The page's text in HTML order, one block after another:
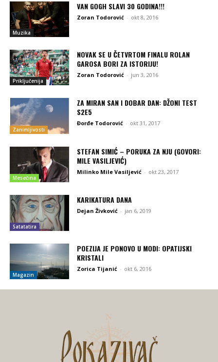
Muzika
VAN GOGH SLAVI 30 GODINA!!!
Zoran Todorović - okt 8, 2016
Priključenija
NOVAK SE U ČETVRTOM FINALU ROLAN
GAROSA BORI ZA ISTORIJU!
Zoran Todorović - jun 3, 2016
Zanimljivosti
ZA MIRAN SAN I DOBAR DAN: DŽONI TEST
S2E5
Đorđe Todorović - okt 31, 2017
Mesečina
STEFAN SIMIĆ – PORUKA ZA NJU (GOVORI:
MILE VASILJEVIĆ)
Milinko Mile Vasiljević - okt 23, 2017
Satatatira
KARIKATURA DANA
Dejan Živković - jan 6, 2019
Magazin
POEZIJA JE PONOVO U MODI: OPATIJSKI
KRISTALI
Zorica Tijanić - okt 6, 2016